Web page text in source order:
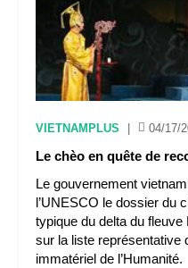
VIETNAMPLUS 04/17/
Le chèo en quête de
Le gouvernement
l’UNESCO le dossier du
typique du delta du fleuve
sur la liste représentative
immatériel de l’Humanité.